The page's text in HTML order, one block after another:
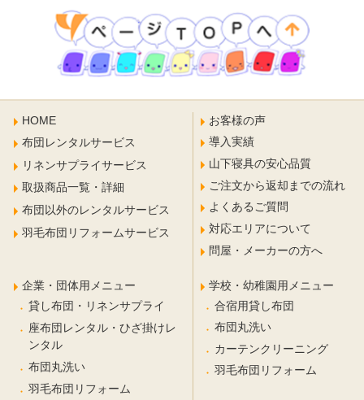
HOME
布団レンタルサービス
リネンサプライサービス
取扱商品一覧・詳細
布団以外のレンタルサービス
羽毛布団リフォームサービス
お客様の声
導入実績
山下寝具の安心品質
ご注文から返却までの流れ
よくあるご質問
対応エリアについて
問屋・メーカーの方へ
企業・団体用メニュー
貸し布団・リネンサプライ
座布団レンタル・ひざ掛けレ
ンタル
布団丸洗い
羽毛布団リフォーム
学校・幼稚園用メニュー
合宿用貸し布団
布団丸洗い
カーテンクリーニング
羽毛布団リフォーム